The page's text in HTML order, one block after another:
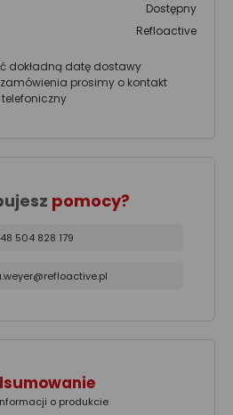
Dostępny
Refloactive
dokładną datę dostawy
prosimy o kontakt
telefoniczny
pomocy?
504 828 179
o produkcie